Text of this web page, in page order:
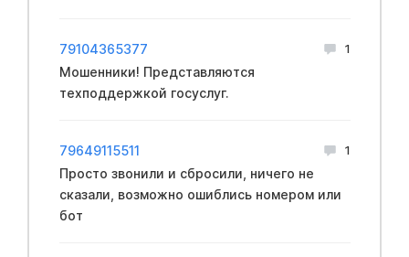
79104365377 1
Мошенники! Представляются
техподдержкой госуслуг.
79649115511 1
Просто звонили и сбросили, ничего не
сказали, возможно ошиблись номером или
бот